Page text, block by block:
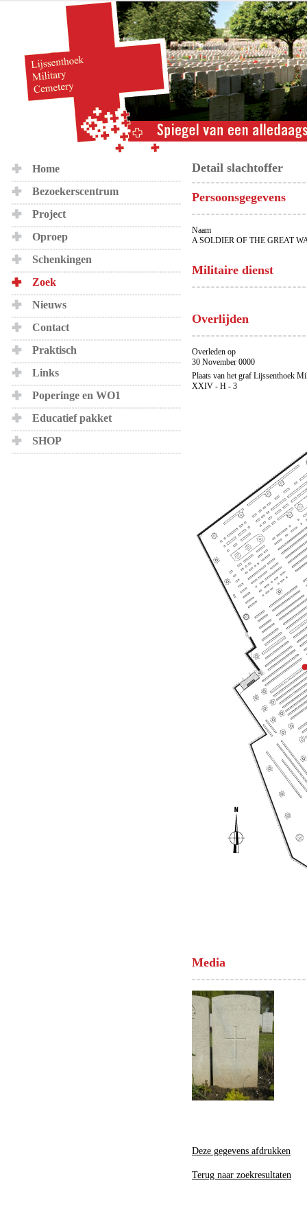
Home
Bezoekerscentrum
Project
Oproep
Schenkingen
Zoek
Nieuws
Contact
Praktisch
Links
Poperinge en WO1
Educatief pakket
SHOP
Detail slachtoffer
Persoonsgegevens
Naam
A SOLDIER OF THE GREAT
Militaire dienst
Overlijden
Overleden op
30 November 0000
Plaats van het graf Lijssenthoek
XXIV - H - 3
Media
Deze gegevens afdrukken
Terug naar zoekresultaten